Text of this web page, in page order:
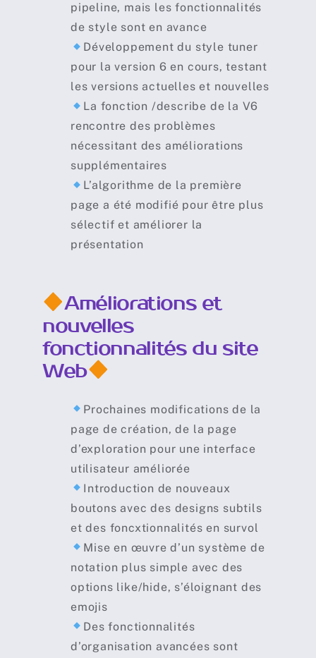
pipeline, mais les fonctionnalités
de style sont en avance
Développement du style tuner
pour la version 6 en cours, testant
les versions actuelles et nouvelles
La fonction /describe de la V6
rencontre des problèmes
nécessitant des améliorations
supplémentaires
L’algorithme de la première
page a été modifié pour être plus
sélectif et améliorer la
présentation
Améliorations et
nouvelles
fonctionnalités du site
Web
Prochaines modifications de la
page de création, de la page
d’exploration pour une interface
utilisateur améliorée
Introduction de nouveaux
boutons avec des designs subtils
et des foncxtionnalités en survol
Mise en œuvre d’un système de
notation plus simple avec des
options like/hide, s’éloignant des
emojis
Des fonctionnalités
d’organisation avancées sont